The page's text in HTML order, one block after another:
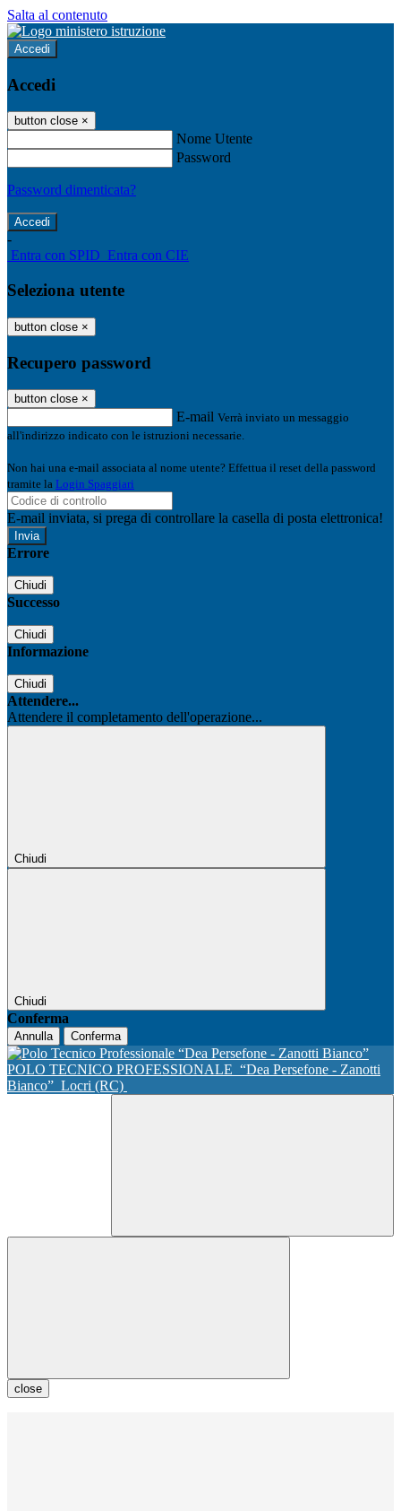
Salta al contenuto
Accedi
Accedi
button close ×
Nome Utente
Password
Password dimenticata?
-
Entra con SPID Entra con CIE
Seleziona utente
button close ×
Recupero password
button close ×
E-mail Verrà inviato un messaggio
all'indirizzo indicato con le istruzioni necessarie.
Non hai una e-mail associata al nome utente? Effettua il reset della password
tramite la Login Spaggiari
E-mail inviata, si prega di controllare la casella di posta elettronica!
Errore
Chiudi
Successo
Chiudi
Informazione
Chiudi
Attendere...
Attendere il completamento dell'operazione...
Chiudi
Chiudi
Conferma
Annulla Conferma
POLO TECNICO PROFESSIONALE “Dea Persefone - Zanotti
Bianco” Locri (RC)
close